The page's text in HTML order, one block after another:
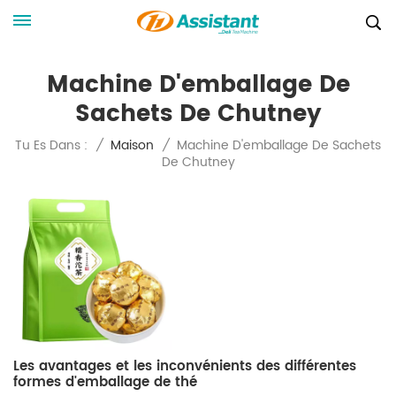
Machine D'emballage De
Sachets De Chutney
Tu Es Dans : / Maison / Machine D'emballage De Sachets
De Chutney
Les avantages et les inconvénients des différentes
formes d'emballage de thé